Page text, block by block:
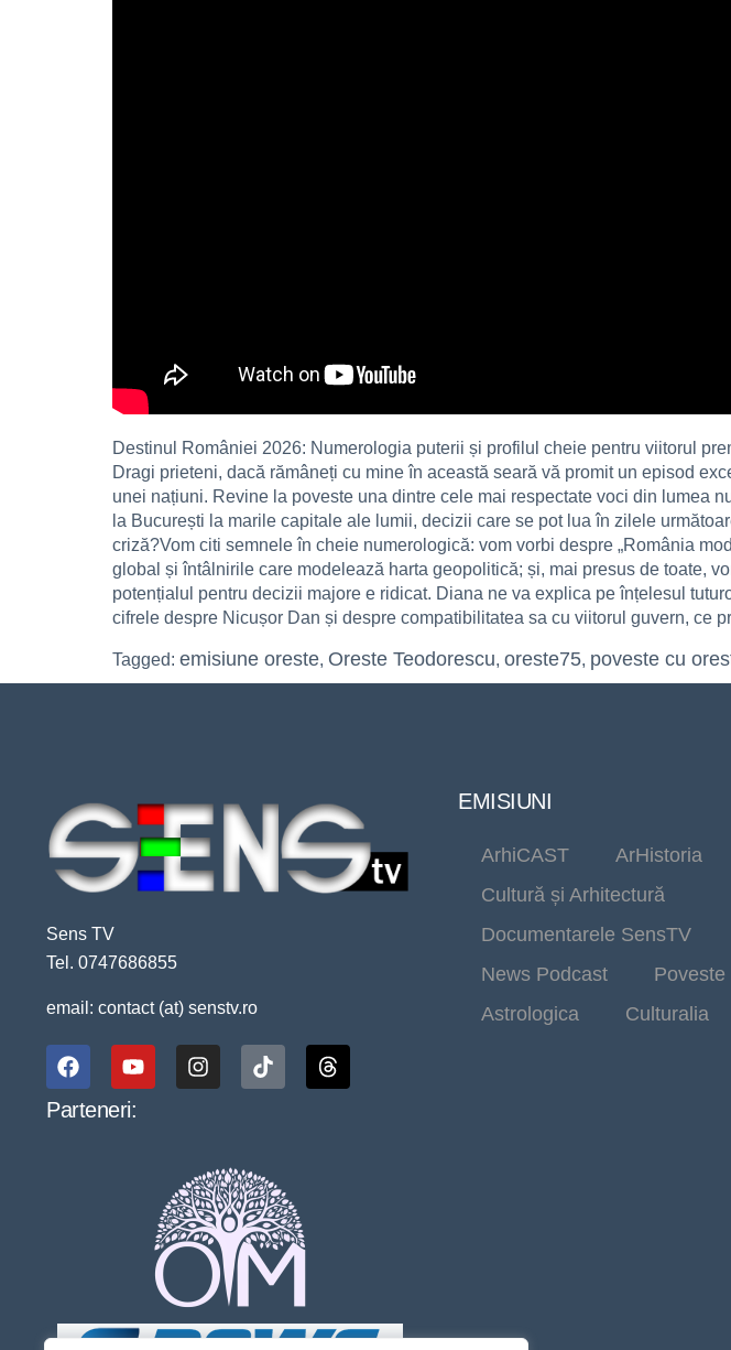
Destinul României 2026: Numerologia puterii și profilul cheie pentru viitorul
Dragi prieteni, dacă rămâneți cu mine în această seară vă promit un episod
unei națiuni. Revine la poveste una dintre cele mai respectate voci din
la București la marile capitale ale lumii, decizii care se pot lua în zilele
criză?Vom citi semnele în cheie numerologică: vom vorbi despre „România
global și întâlnirile care modelează harta geopolitică; și, mai presus de toate,
potențialul pentru decizii majore e ridicat. Diana ne va explica pe înțelesul
cifrele despre Nicușor Dan și despre compatibilitatea sa cu viitorul guvern, ce
Tagged: emisiune oreste, Oreste Teodorescu, oreste75, poveste cu
Sens TV
Tel. 0747686855
email: contact (at) senstv.ro
Parteneri:
EMISIUNI
ArhiCAST
ArHistoria
Cultură și Arhitectură
Documentarele SensTV
News Podcast
Poveste
Astrologica
Culturalia